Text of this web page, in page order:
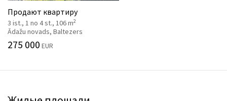
Продают квартиру
3 ist., 1 no 4 st., 106 m2
Ādažu novads, Baltezers
275 000 EUR